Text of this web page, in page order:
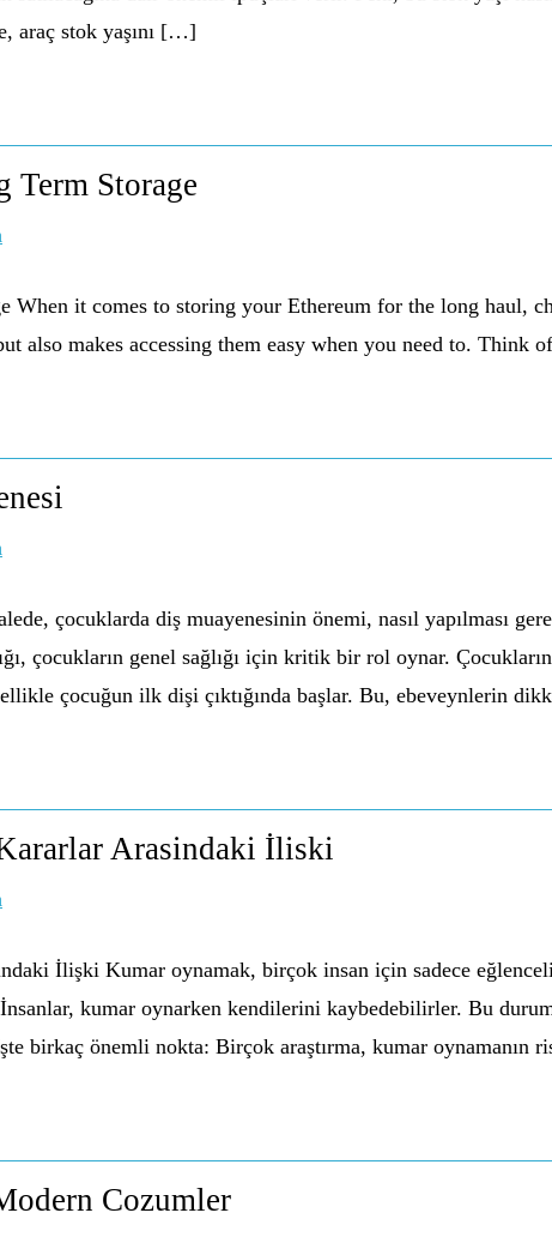
araç stok yaşını […]
Term Storage
When it comes to storing your Ethereum for the long haul,
also makes accessing them easy when you need to.
çocuklarda diş muayenesinin önemi, nasıl yapılması
çocukların genel sağlığı için kritik bir rol oynar.
çocuğun ilk dişi çıktığında başlar. Bu, ebeveynlerin
Arasindaki İliski
İlişki Kumar oynamak, birçok insan için sadece
kumar oynarken kendilerini kaybedebilirler. Bu
birkaç önemli nokta: Birçok araştırma, kumar oynamanın
Cozumler